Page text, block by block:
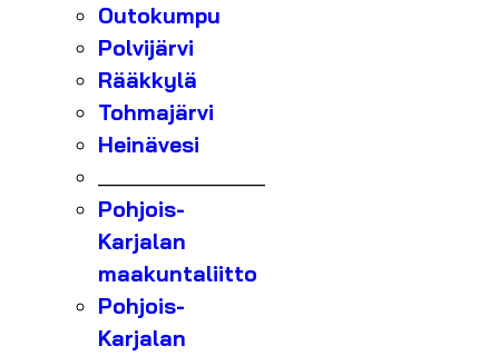
Outokumpu
Polvijärvi
Rääkkylä
Tohmajärvi
Heinävesi
Pohjois-
Karjalan
maakuntaliitto
Pohjois-
Karjalan